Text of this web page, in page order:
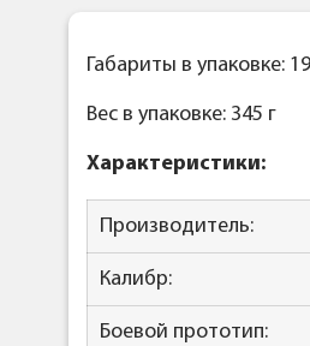
Габариты в упаковке:
Вес в упаковке: 345 г
Характеристики:
Производитель:
Калибр:
Боевой прототип: